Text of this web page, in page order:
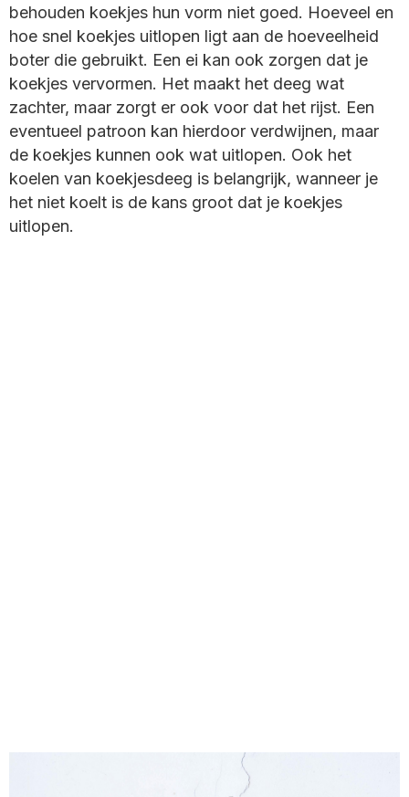
behouden koekjes hun vorm niet goed. Hoeveel en
hoe snel koekjes uitlopen ligt aan de hoeveelheid
boter die gebruikt. Een ei kan ook zorgen dat je
koekjes vervormen. Het maakt het deeg wat
zachter, maar zorgt er ook voor dat het rijst. Een
eventueel patroon kan hierdoor verdwijnen, maar
de koekjes kunnen ook wat uitlopen. Ook het
koelen van koekjesdeeg is belangrijk, wanneer je
het niet koelt is de kans groot dat je koekjes
uitlopen.